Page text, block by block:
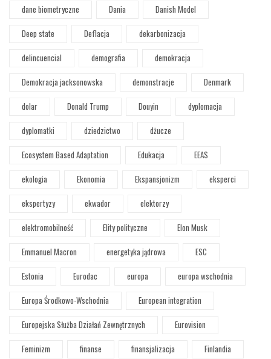
dane biometryczne Dania
Danish Model
Deep state
Deflacja
dekarbonizacja
delincuencial
demografia
demokracja
Demokracja jacksonowska
demonstracje
Denmark
dolar
Donald Trump Douyin
dyplomacja
dyplomatki
dziedzictwo
dżucze
Ecosystem Based Adaptation
Edukacja
EEAS
ekologia
Ekonomia Ekspansjonizm
eksperci
ekspertyzy
ekwador
elektorzy
elektromobilność
Elity polityczne
Elon Musk
Emmanuel Macron
energetyka jądrowa
ESC
Estonia
Eurodac europa
europa wschodnia
Europa Środkowo-Wschodnia
European integration
Europejska Służba Działań Zewnętrznych
Eurovision
Feminizm
finanse finansjalizacja
Finlandia